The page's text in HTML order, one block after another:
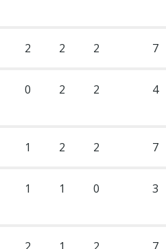
2 2 2 7
0 2 2 4
1 2 2 7
1 1 0 3